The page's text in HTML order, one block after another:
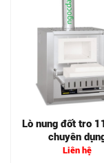
Lò nung đốt tro
chuyên
Liên hệ